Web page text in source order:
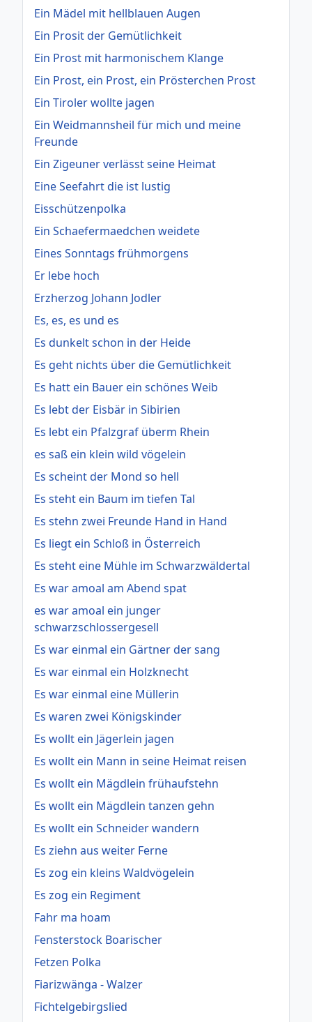
Ein Mädel mit hellblauen Augen
Ein Prosit der Gemütlichkeit
Ein Prost mit harmonischem Klange
Ein Prost, ein Prost, ein Prösterchen Prost
Ein Tiroler wollte jagen
Ein Weidmannsheil für mich und meine
Freunde
Ein Zigeuner verlässt seine Heimat
Eine Seefahrt die ist lustig
Eisschützenpolka
Ein Schaefermaedchen weidete
Eines Sonntags frühmorgens
Er lebe hoch
Erzherzog Johann Jodler
Es, es, es und es
Es dunkelt schon in der Heide
Es geht nichts über die Gemütlichkeit
Es hatt ein Bauer ein schönes Weib
Es lebt der Eisbär in Sibirien
Es lebt ein Pfalzgraf überm Rhein
es saß ein klein wild vögelein
Es scheint der Mond so hell
Es steht ein Baum im tiefen Tal
Es stehn zwei Freunde Hand in Hand
Es liegt ein Schloß in Österreich
Es steht eine Mühle im Schwarzwäldertal
Es war amoal am Abend spat
es war amoal ein junger
schwarzschlossergesell
Es war einmal ein Gärtner der sang
Es war einmal ein Holzknecht
Es war einmal eine Müllerin
Es waren zwei Königskinder
Es wollt ein Jägerlein jagen
Es wollt ein Mann in seine Heimat reisen
Es wollt ein Mägdlein frühaufstehn
Es wollt ein Mägdlein tanzen gehn
Es wollt ein Schneider wandern
Es ziehn aus weiter Ferne
Es zog ein kleins Waldvögelein
Es zog ein Regiment
Fahr ma hoam
Fensterstock Boarischer
Fetzen Polka
Fiarizwänga - Walzer
Fichtelgebirgslied